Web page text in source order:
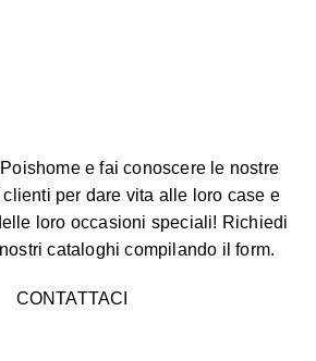
e fai conoscere le nostre
per dare vita alle loro case e
loro occasioni speciali! Richiedi
cataloghi compilando il form.
CONTATTACI